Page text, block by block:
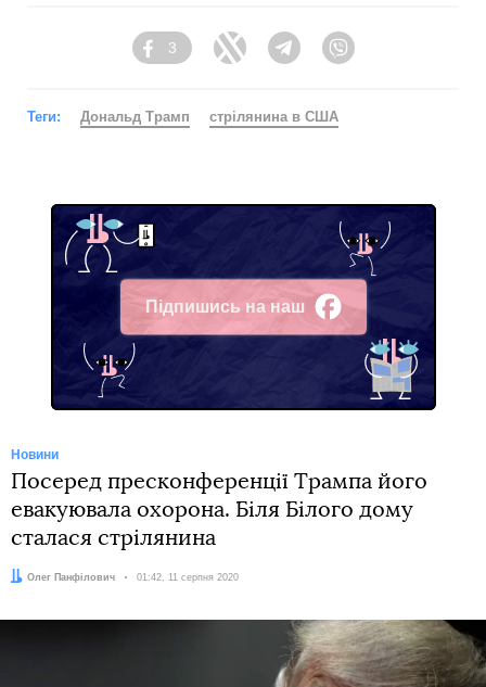
Facebook
3
Twitter Telegram
Теги: Дональд Трамп стрілянина в США
Підпишись на наш
Facebook
Новини
Посеред пресконференції Трампа його
евакуювала охорона. Біля Білого дому
сталася стрілянина
Автор:
Олег Панфілович Дата:
01:42, 11 серпня 2020